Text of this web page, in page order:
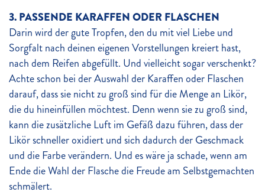
3. PASSENDE KARAFFEN ODER FLASCHEN
Darin wird der gute Tropfen, den du mit viel Liebe und
Sorgfalt nach deinen eigenen Vorstellungen kreiert hast,
nach dem Reifen abgefüllt. Und vielleicht sogar verschenkt?
Achte schon bei der Auswahl der Karaffen oder Flaschen
darauf, dass sie nicht zu groß sind für die Menge an Likör,
die du hineinfüllen möchtest. Denn wenn sie zu groß sind,
kann die zusätzliche Luft im Gefäß dazu führen, dass der
Likör schneller oxidiert und sich dadurch der Geschmack
und die Farbe verändern. Und es wäre ja schade, wenn am
Ende die Wahl der Flasche die Freude am Selbstgemachten
schmälert.